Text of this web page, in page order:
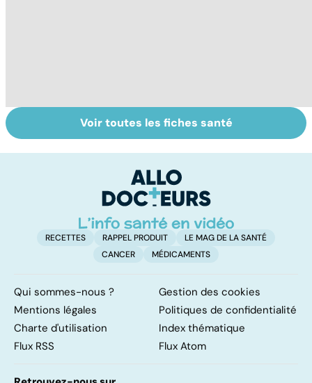
Suicide : prévenir
le passage à
Comment tenir
ses bonnes
Voir toutes les fiches santé
RECETTES RAPPEL PRODUIT
LE MAG DE LA SANTÉ
CANCER
MÉDICAMENTS
Qui sommes-nous ?
Gestion des cookies
Mentions légales
Politiques de confidentialité
Charte d'utilisation
Index thématique
Flux RSS
Flux Atom